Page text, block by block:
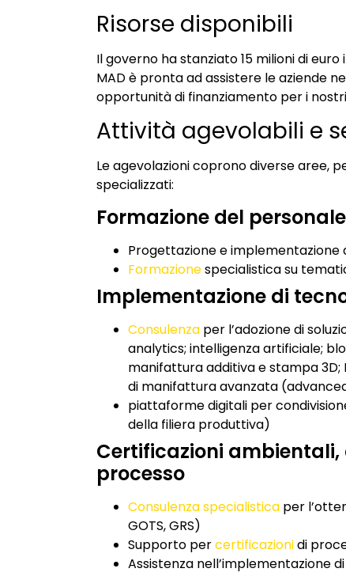
Risorse disponibili
Il governo ha stanziato 15 milioni di
MAD è pronta ad assistere le aziende
opportunità di finanziamento per i
Attività agevolabili e
Le agevolazioni coprono diverse aree,
specializzati:
Formazione del personale
Progettazione e
Formazionespecialistica su
Implementazione di
Consulenza per l’adozione di
analytics; intelligenza artificiale;
manifattura additiva e stampa
di manifattura avanzata
piattaforme digitali per
della filiera produttiva)
Certificazioni
processo
Consulenza specialistica per
GOTS, GRS)
Supporto percertificazionidi
Assistenza nell’implementazione